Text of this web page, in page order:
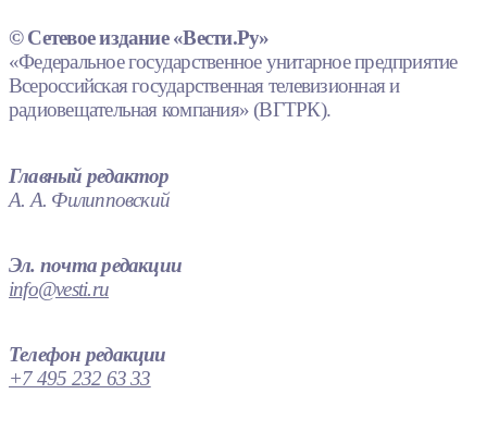
© Сетевое издание «Вести.Ру»
«Федеральное государственное унитарное предприятие
Всероссийская государственная телевизионная и
радиовещательная компания» (ВГТРК).
Главный редактор
А. А. Филипповский
Эл. почта редакции
info@vesti.ru
Телефон редакции
+7 495 232 63 33